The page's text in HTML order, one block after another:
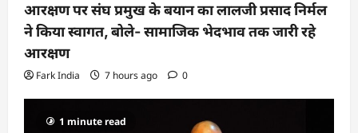
आरक्षण पर संघ प्रमुख के बयान का लालजी प्रसाद निर्मल
ने किया स्वागत, बोले- सामाजिक भेदभाव तक जारी रहे
आरक्षण
Fark India 7 hours ago 0
1 minute read